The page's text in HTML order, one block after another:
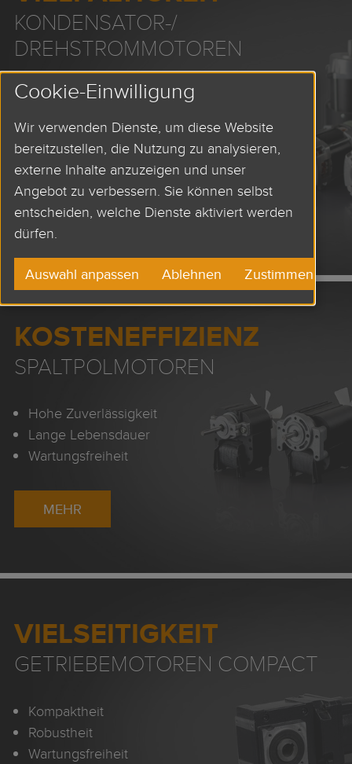
KONDENSATOR-/
DREHSTROMMOTOREN
Hohe Zuverlässigkeit
Vielfältige Einsatzmöglichkeiten
Wartungsfreiheit
MEHR
KOSTENEFFIZIENZ
SPALTPOLMOTOREN
Hohe Zuverlässigkeit
Lange Lebensdauer
Wartungsfreiheit
MEHR
VIELSEITIGKEIT
GETRIEBEMOTOREN COMPACT
Kompaktheit
Robustheit
Wartungsfreiheit
Cookie-Einwilligung
Wir verwenden Dienste, um diese Website
bereitzustellen, die Nutzung zu analysieren,
externe Inhalte anzuzeigen und unser
Angebot zu verbessern. Sie können selbst
entscheiden, welche Dienste aktiviert werden
dürfen.
Auswahl anpassen Ablehnen Zustimmen